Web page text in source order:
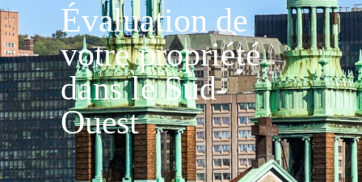
Évaluation de
votre propriété
dans le Sud-
Ouest